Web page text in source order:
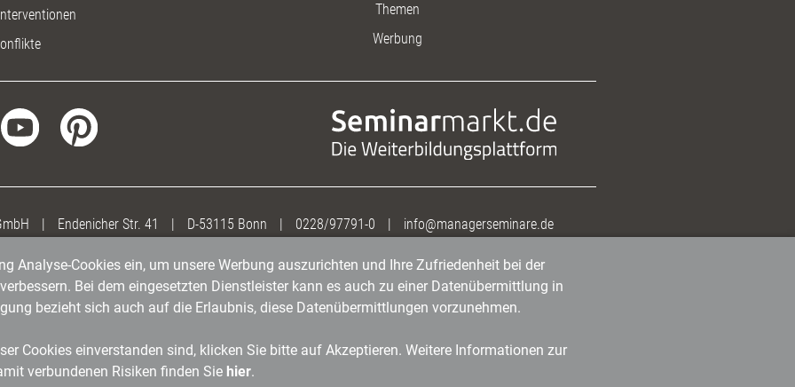
Themen
Werbung
| Endenicher Str. 41 | D-53115 Bonn | 0228/97791-0 | info@managerseminare.de
Analyse-Cookies ein, um unsere Werbung auszurichten und Ihre Zufriedenheit bei der
Bei dem eingesetzten Dienstleister kann es auch zu einer Datenübermittlung in
bezieht sich auch auf die Erlaubnis, diese Datenübermittlungen vorzunehmen.
Cookies einverstanden sind, klicken Sie bitte auf Akzeptieren. Weitere Informationen zur
verbundenen Risiken finden Sie hier.